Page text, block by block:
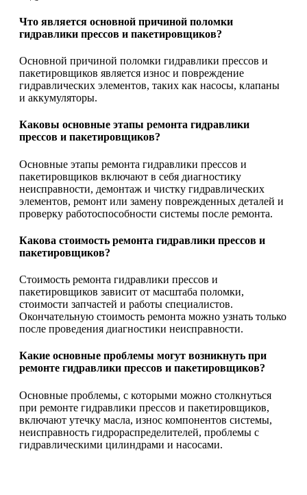
Что является основной причиной поломки
гидравлики прессов и пакетировщиков?
Основной причиной поломки гидравлики прессов и
пакетировщиков является износ и повреждение
гидравлических элементов, таких как насосы, клапаны
и аккумуляторы.
Каковы основные этапы ремонта гидравлики
прессов и пакетировщиков?
Основные этапы ремонта гидравлики прессов и
пакетировщиков включают в себя диагностику
неисправности, демонтаж и чистку гидравлических
элементов, ремонт или замену поврежденных деталей и
проверку работоспособности системы после ремонта.
Какова стоимость ремонта гидравлики прессов и
пакетировщиков?
Стоимость ремонта гидравлики прессов и
пакетировщиков зависит от масштаба поломки,
стоимости запчастей и работы специалистов.
Окончательную стоимость ремонта можно узнать только
после проведения диагностики неисправности.
Какие основные проблемы могут возникнуть при
ремонте гидравлики прессов и пакетировщиков?
Основные проблемы, с которыми можно столкнуться
при ремонте гидравлики прессов и пакетировщиков,
включают утечку масла, износ компонентов системы,
неисправность гидрораспределителей, проблемы с
гидравлическими цилиндрами и насосами.